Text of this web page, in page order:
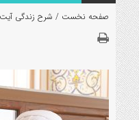
صفحه نخست / شرح زندگی